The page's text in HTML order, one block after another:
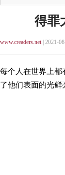
得罪
www.creaders.net| 2021-
每个人在世界上都
了他们表面的光